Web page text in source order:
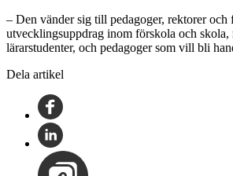
– Den vänder sig till pedagoger, rektorer och
utvecklingsuppdrag inom förskola och skola,
lärarstudenter, och pedagoger som vill bli
Dela artikel